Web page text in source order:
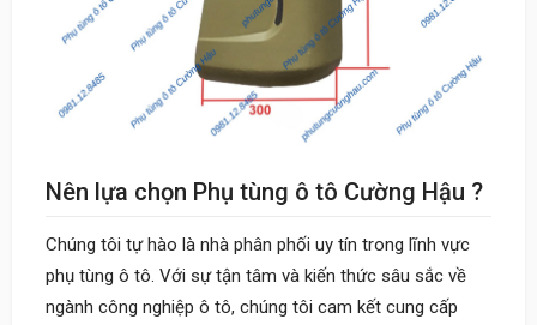
Nên lựa chọn Phụ tùng ô tô Cường Hậu ?
Chúng tôi tự hào là nhà phân phối uy tín trong lĩnh vực
phụ tùng ô tô. Với sự tận tâm và kiến thức sâu sắc về
ngành công nghiệp ô tô, chúng tôi cam kết cung cấp